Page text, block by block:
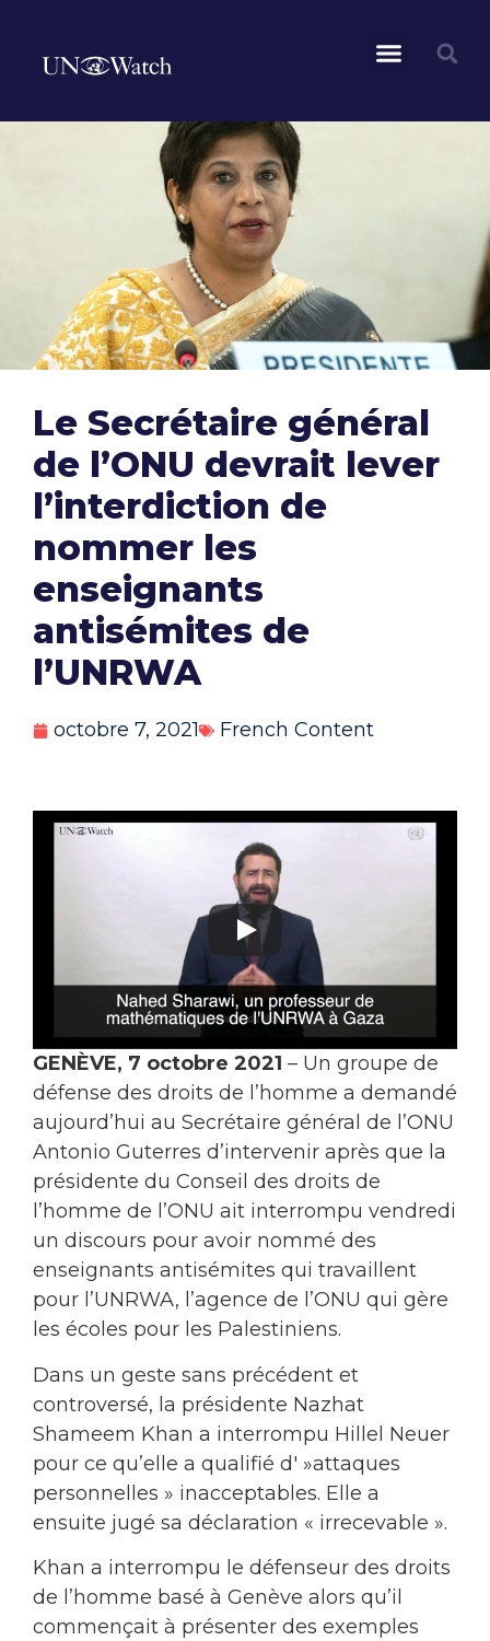
Le Secrétaire général
de l’ONU devrait lever
l’interdiction de
nommer les
enseignants
antisémites de
l’UNRWA
octobre 7, 2021 French Content
GENÈVE, 7 octobre 2021 – Un groupe de
défense des droits de l’homme a demandé
aujourd’hui au Secrétaire général de l’ONU
Antonio Guterres d’intervenir après que la
présidente du Conseil des droits de
l’homme de l’ONU ait interrompu vendredi
un discours pour avoir nommé des
enseignants antisémites qui travaillent
pour l’UNRWA, l’agence de l’ONU qui gère
les écoles pour les Palestiniens.
Dans un geste sans précédent et
controversé, la présidente Nazhat
Shameem Khan a interrompu Hillel Neuer
pour ce qu’elle a qualifié d' »attaques
personnelles » inacceptables. Elle a
ensuite jugé sa déclaration « irrecevable ».
Khan a interrompu le défenseur des droits
de l’homme basé à Genève alors qu’il
commençait à présenter des exemples